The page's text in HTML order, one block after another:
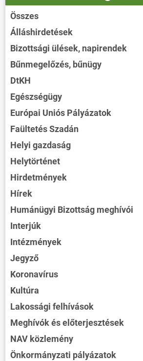
Összes
Álláshirdetések
Bizottsági ülések, napirendek
Bűnmegelőzés, bűnügy
DtKH
Egészségügy
Európai Uniós Pályázatok
Faültetés Szadán
Helyi gazdaság
Helytörténet
Hirdetmények
Hírek
Humánügyi Bizottság meghívói
Interjúk
Intézmények
Jegyző
Koronavírus
Kultúra
Lakossági felhívások
Meghívók és előterjesztések
NAV közlemény
Önkormányzati pályázatok